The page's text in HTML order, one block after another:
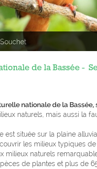
de la Bassée -
nationale de la Bassée,
naturels, mais aussi la
est située sur la plaine
les milieux typiques
milieux naturels
de plantes et plus de